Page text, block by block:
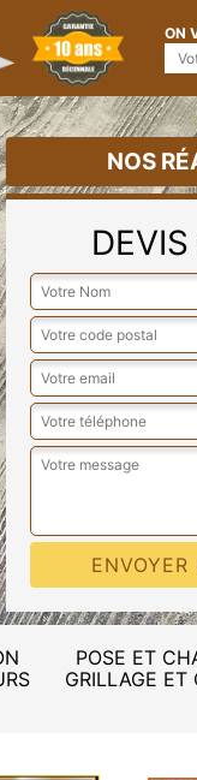
ON
NOS
POSE ET
GRILLAGE ET